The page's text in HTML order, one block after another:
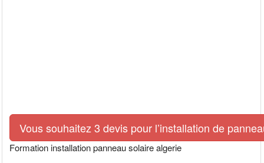
Vous souhaitez 3 devis pour l’installation de
Formation installation panneau solaire algerie